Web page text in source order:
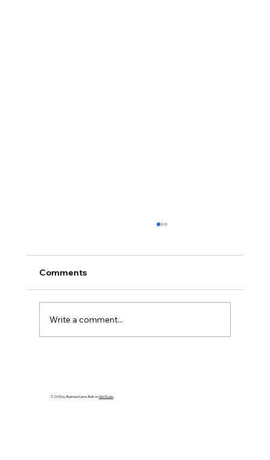
DCT, TATTO ve ORD Arasındaki
Comments
Write a comment...
© 2035 by Business Name. Built onWix Studio